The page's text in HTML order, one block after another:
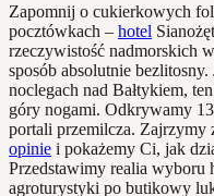
Zapomnij o cukierkowych
pocztówkach – hotel
rzeczywistość nadmorskich
sposób absolutnie
noclegach nad Bałtykiem,
góry nogami. Odkrywamy
portali przemilcza. Zajrzymy
opinie i pokażemy Ci, jak
Przedstawimy realia wyboru
agroturystyki po butikowy